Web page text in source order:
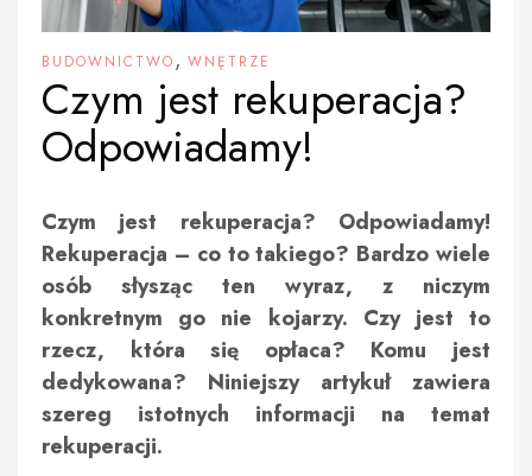
BUDOWNICTWO, WNĘTRZE
Czym jest rekuperacja?
Odpowiadamy!
Czym jest rekuperacja? Odpowiadamy!
Rekuperacja – co to takiego? Bardzo wiele
osób słysząc ten wyraz, z niczym
konkretnym go nie kojarzy. Czy jest to
rzecz, która się opłaca? Komu jest
dedykowana? Niniejszy artykuł zawiera
szereg istotnych informacji na temat
rekuperacji.